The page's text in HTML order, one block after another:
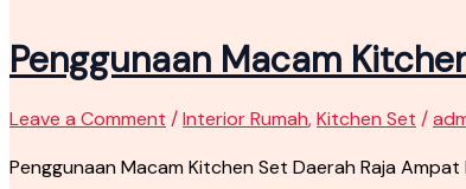
Penggunaan Macam
Leave a Comment /Interior Rumah,Kitchen Set /
Penggunaan Macam Kitchen Set Daerah Raja